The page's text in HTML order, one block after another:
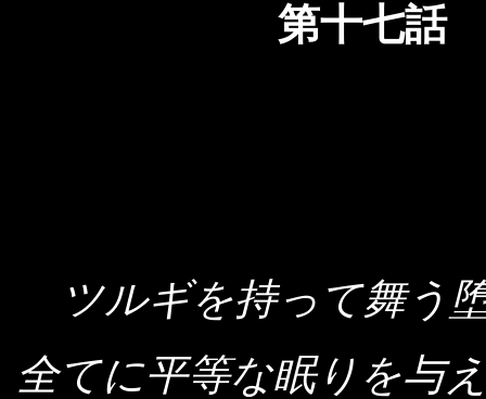
第十
ツルギを持って舞う
全てに平等な眠りを与